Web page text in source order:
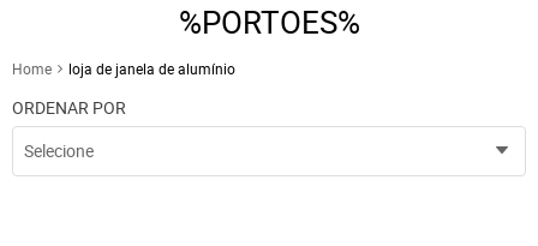
%PORTOES%
Home loja de janela de alumínio
ORDENAR POR
Selecione